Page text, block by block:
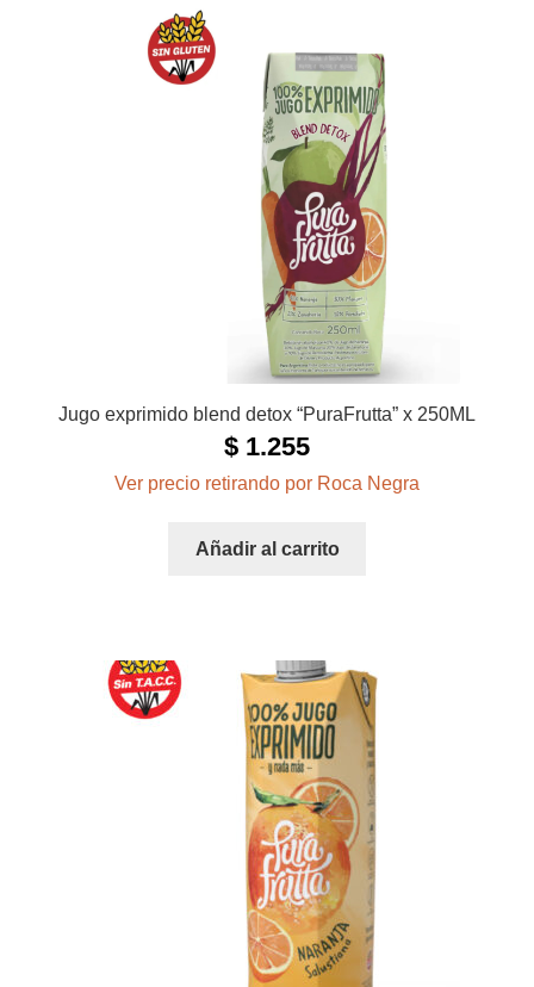
Jugo exprimido blend detox “PuraFrutta” x 250ML
$ 1.255
Ver precio retirando por Roca Negra
Añadir al carrito